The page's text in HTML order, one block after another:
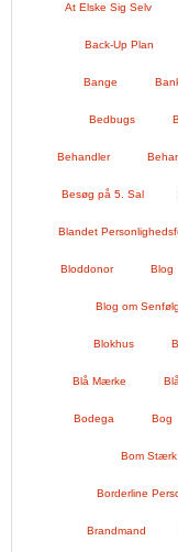
At Elske Sig Selv
Back-Up Plan
Bange
Bedbugs
Behandler
Besøg på 5. Sal
Blandet
Bloddonor Blog
Blog om
Blokhus
Blå Mærke
Bodega Bog
Bom Stærk
Borderline
Brandmand